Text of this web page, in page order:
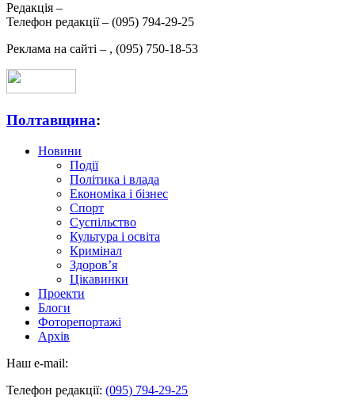
Редакція –
Телефон редакції – (095) 794-29-25
Реклама на сайті – , (095) 750-18-53
Полтавщина:
Новини
Події
Політика і влада
Економіка і бізнес
Спорт
Суспільство
Культура і освіта
Кримінал
Здоров’я
Цікавинки
Проекти
Блоги
Фоторепортажі
Архів
Наш e-mail:
Телефон редакції: (095) 794-29-25